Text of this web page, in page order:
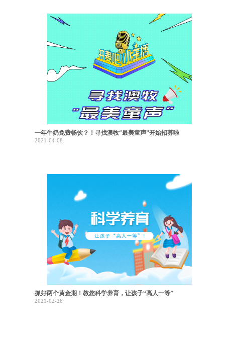
一年牛奶免费畅饮？！寻找澳牧“最美童声”开始招募啦
2021-04-08
抓好两个黄金期！教您科学养育，让孩子“高人一等”
2021-02-26